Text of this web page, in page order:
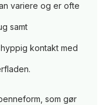
variere og er ofte
samt
kontakt med
som gør